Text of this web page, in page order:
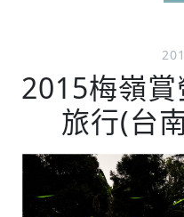
2015梅嶺
旅行(台